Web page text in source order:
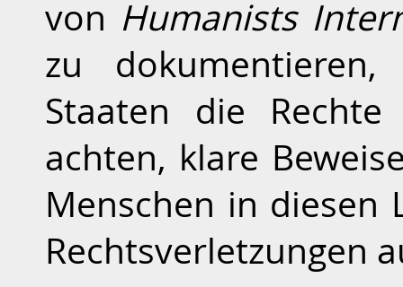
von Humanists
zu
Staaten die Rechte
achten, klare
Menschen in diesen
Rechtsverletzungen